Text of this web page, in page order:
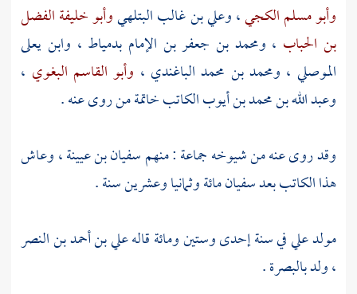
وأبو مسلم الكجي،وعلي بن غالب البتلهيوأبو خليفة الفضل
بن الحباب ، ومحمد بن جعفر بن الإمام بدمياط ، وابن يعلى
الموصلي ، ومحمد بن محمد الباغندي ، وأبو القاسم البغوي ،
وعبد الله بن محمد بن أيوبالكاتب خاتمة من روى عنه .
وقد روى عنه من شيوخه جماعة : منهمسفيان بن عيينة، وعاش
هذا الكاتب بعدسفيانمائة وثمانيا وعشرين سنة .
مولد علي في سنة إحدى وستين ومائة قالهعلي بن أحمد بن النصر
، ولدبالبصرة.